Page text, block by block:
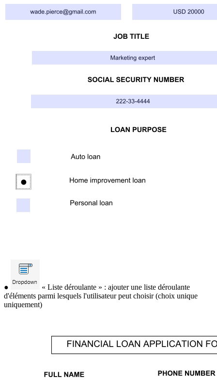
●
« Liste déroulante » : ajouter une liste déroulante
d'éléments parmi lesquels l'utilisateur peut choisir (choix unique
uniquement)